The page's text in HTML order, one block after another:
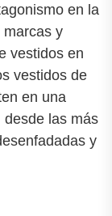
en la
marcas y
vestidos en
vestidos de
en una
desde las más
y